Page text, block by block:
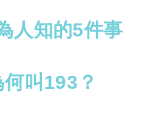
人知的5件事
叫193？